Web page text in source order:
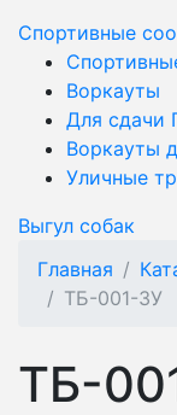
Спортивные
Воркауты
Для сдачи
Воркауты
Уличные
Выгул собак
Главная
ТБ-001-3У
ТБ-